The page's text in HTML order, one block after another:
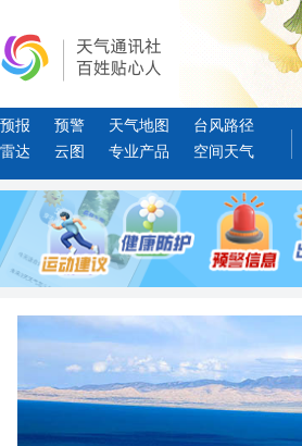
预报 预警 天气地图
台风路径
雷达
云图 专业产品 空间天气